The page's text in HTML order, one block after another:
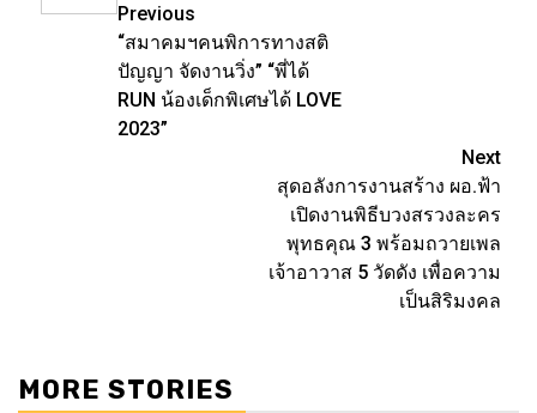
Post
navigation
Previous
“สมาคมฯคนพิการทางสติ
ปัญญา จัดงานวิ่ง” “พี่ได้
RUN น้องเด็กพิเศษได้ LOVE
2023”
Next
สุดอลังการงานสร้าง ผอ.ฟ้า
เปิดงานพิธีบวงสรวงละคร
พุทธคุณ 3 พร้อมถวายเพล
เจ้าอาวาส 5 วัดดัง เพื่อความ
เป็นสิริมงคล
MORE STORIES